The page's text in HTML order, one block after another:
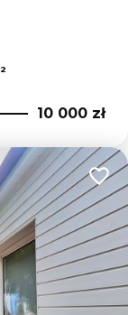
2
10 000 zł